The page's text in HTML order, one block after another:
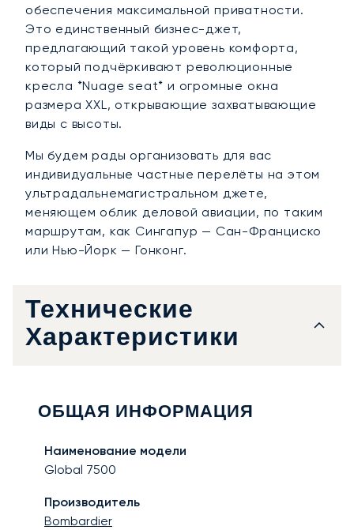
обеспечения максимальной приватности.
Это единственный бизнес-джет,
предлагающий такой уровень комфорта,
который подчёркивают революционные
кресла *Nuage seat* и огромные окна
размера XXL, открывающие захватывающие
виды с высоты.
Мы будем рады организовать для вас
индивидуальные частные перелёты на этом
ультрадальнемагистральном джете,
меняющем облик деловой авиации, по таким
маршрутам, как Сингапур — Сан-Франциско
или Нью-Йорк — Гонконг.
Технические
Характеристики
ОБЩАЯ ИНФОРМАЦИЯ
Наименование модели
Global 7500
Производитель
Bombardier